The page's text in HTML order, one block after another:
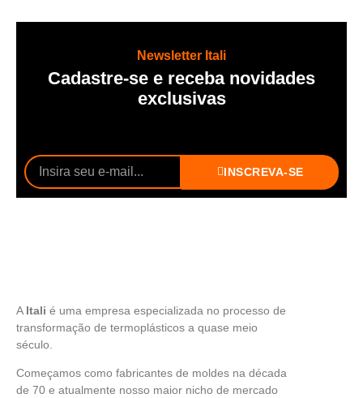
Newsletter Itali
Cadastre-se e receba novidades
exclusivas
INSCREVA-SE
A Itali é uma empresa especializada no processo de
transformação de termoplásticos a quase meio
século.
Começamos como fabricantes de moldes na década
de 70 e atualmente nosso maior nicho de mercado